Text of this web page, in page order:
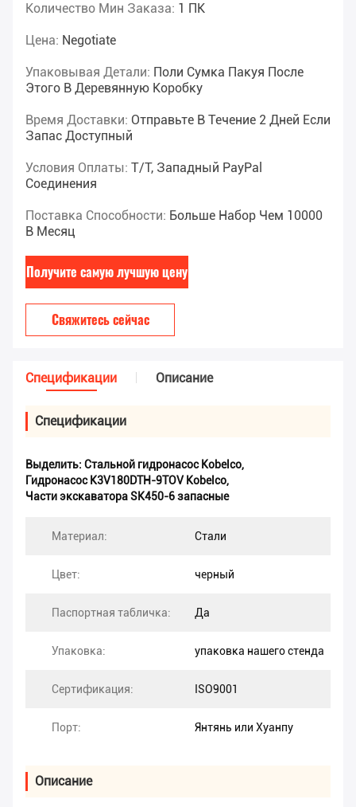
Количество Мин Заказа: 1 ПК
Цена: Negotiate
Упаковывая Детали: Поли Сумка Пакуя После
Этого В Деревянную Коробку
Время Доставки: Отправьте В Течение 2 Дней Если
Запас Доступный
Условия Оплаты: T/T, Западный PayPal
Соединения
Поставка Способности: Больше Набор Чем 10000
В Месяц
Получите самую лучшую цену
Свяжитесь сейчас
Спецификации Описание
Спецификации
Выделить: Стальной гидронасос Kobelco,
Гидронасос K3V180DTH-9TOV Kobelco,
Части экскаватора SK450-6 запасные
Материал: Стали
Цвет: черный
Паспортная табличка: Да
Упаковка: упаковка нашего стенда
Сертификация: ISO9001
Порт: Янтянь или Хуанпу
Описание